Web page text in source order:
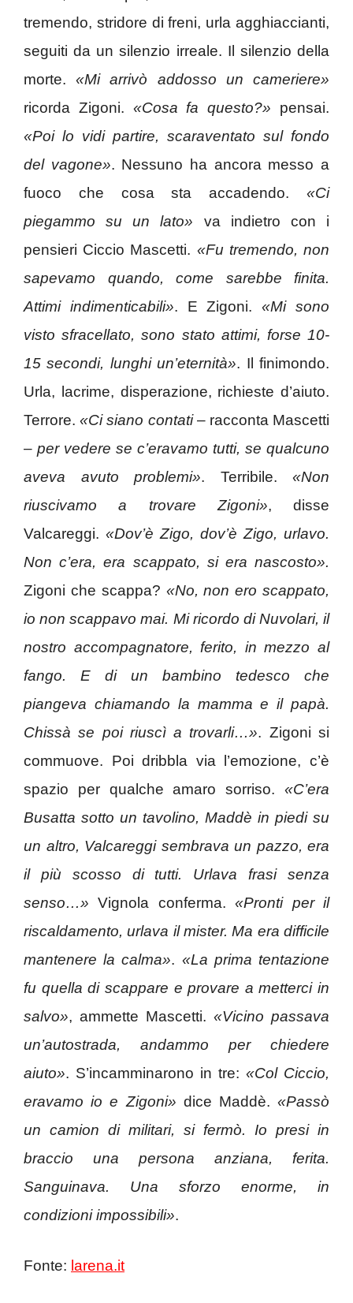
tremendo, stridore di freni, urla agghiaccianti,
seguiti da un silenzio irreale. Il silenzio della
morte.«Mi arrivò addosso un cameriere»
ricorda Zigoni. «Cosa fa questo?» pensai.
«Poi lo vidi partire, scaraventato sul fondo
del vagone». Nessuno ha ancora messo a
fuoco che cosa sta accadendo. «Ci
piegammo su un lato» va indietro con i
pensieri Ciccio Mascetti. «Fu tremendo, non
sapevamo quando, come sarebbe finita.
Attimi indimenticabili». E Zigoni.«Mi sono
visto sfracellato, sono stato attimi, forse 10-
15 secondi, lunghi un’eternità». Il finimondo.
Urla, lacrime, disperazione, richieste d’aiuto.
Terrore.«Ci siano contati– racconta Mascetti
– per vedere se c’eravamo tutti, se qualcuno
aveva avuto problemi». Terribile. «Non
riuscivamo a trovare Zigoni», disse
Valcareggi. «Dov’è Zigo, dov’è Zigo, urlavo.
Non c’era, era scappato, si era nascosto».
Zigoni che scappa? «No, non ero scappato,
io non scappavo mai. Mi ricordo di Nuvolari, il
nostro accompagnatore, ferito, in mezzo al
fango. E di un bambino tedesco che
piangeva chiamando la mamma e il papà.
Chissà se poi riuscì a trovarli…». Zigoni si
commuove. Poi dribbla via l’emozione, c’è
spazio per qualche amaro sorriso. «C’era
Busatta sotto un tavolino, Maddè in piedi su
un altro, Valcareggi sembrava un pazzo, era
il più scosso di tutti. Urlava frasi senza
senso…» Vignola conferma.«Pronti per il
riscaldamento, urlava il mister. Ma era difficile
mantenere la calma». «La prima tentazione
fu quella di scappare e provare a metterci in
salvo», ammette Mascetti. «Vicino passava
un’autostrada, andammo per chiedere
aiuto». S’incamminarono in tre: «Col Ciccio,
eravamo io e Zigoni» dice Maddè. «Passò
un camion di militari, si fermò. Io presi in
braccio una persona anziana, ferita.
Sanguinava. Una sforzo enorme, in
condizioni impossibili».
Fonte: larena.it